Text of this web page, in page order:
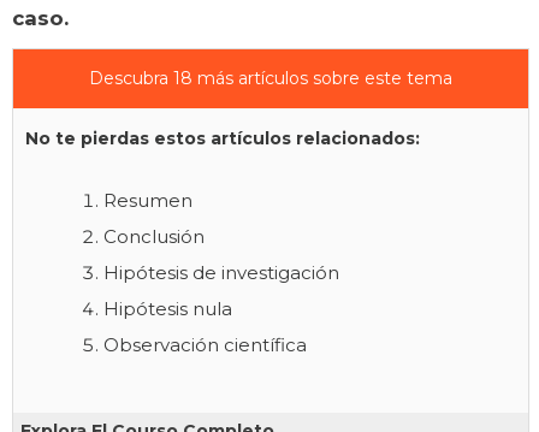
caso.
Descubra 18 más artículos sobre este tema
No te pierdas estos artículos relacionados:
Resumen
Conclusión
Hipótesis de investigación
Hipótesis nula
Observación científica